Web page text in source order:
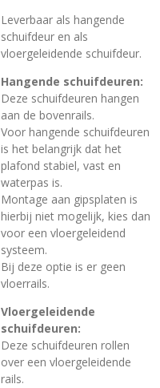
Leverbaar als hangende
schuifdeur en als
vloergeleidende schuifdeur.
Hangende schuifdeuren:
Deze schuifdeuren hangen
aan de bovenrails.
Voor hangende schuifdeuren
is het belangrijk dat het
plafond stabiel, vast en
waterpas is.
Montage aan gipsplaten is
hierbij niet mogelijk, kies dan
voor een vloergeleidend
systeem.
Bij deze optie is er geen
vloerrails.
Vloergeleidende
schuifdeuren:
Deze schuifdeuren rollen
over een vloergeleidende
rails.